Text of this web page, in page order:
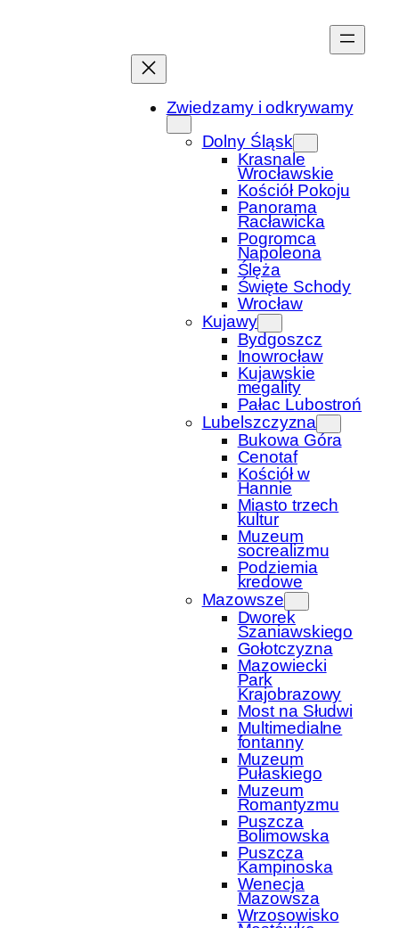
Zwiedzamy i odkrywamy
Dolny Śląsk
Krasnale
Wrocławskie
Kościół Pokoju
Panorama
Racławicka
Pogromca
Napoleona
Ślęża
Święte Schody
Wrocław
Kujawy
Bydgoszcz
Inowrocław
Kujawskie
megality
Pałac Lubostroń
Lubelszczyzna
Bukowa Góra
Cenotaf
Kościół w
Hannie
Miasto trzech
kultur
Muzeum
socrealizmu
Podziemia
kredowe
Mazowsze
Dworek
Szaniawskiego
Gołotczyzna
Mazowiecki
Park
Krajobrazowy
Most na Słudwi
Multimedialne
fontanny
Muzeum
Pułaskiego
Muzeum
Romantyzmu
Puszcza
Bolimowska
Puszcza
Kampinoska
Wenecja
Mazowsza
Wrzosowisko